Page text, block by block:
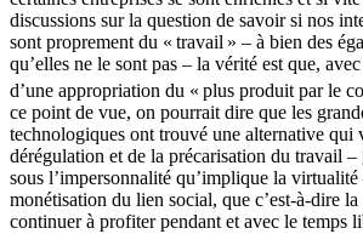
discussions sur la question de savoir si nos
sont proprement du « travail » – à bien des
qu’elles ne le sont pas – la vérité est que,
d’une appropriation du « plus produit par le
ce point de vue, on pourrait dire que les
technologiques ont trouvé une alternative qui
dérégulation et de la précarisation du travail –
sous l’impersonnalité qu’implique la
monétisation du lien social, que c’est-à-dire
continuer à profiter pendant et avec le temps